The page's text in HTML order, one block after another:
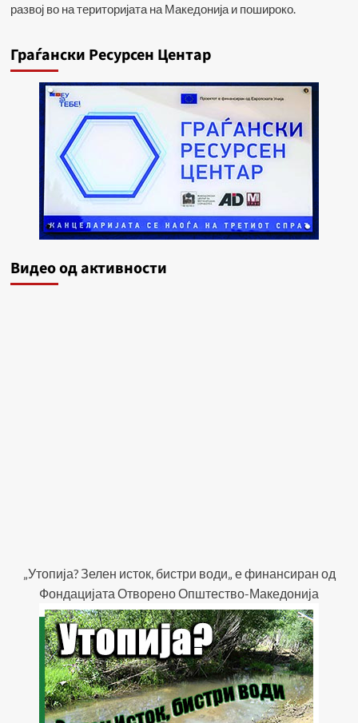
развој во на територијата на Македонија и пошироко.
Граѓански Ресурсен Центар
Видеo од активности
„Утопија? Зелен исток, бистри води„ е финансиран од
Фондацијата Отворено Општество-Македонија